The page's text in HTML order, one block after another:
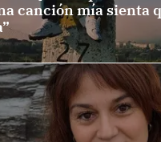
canción mía sienta